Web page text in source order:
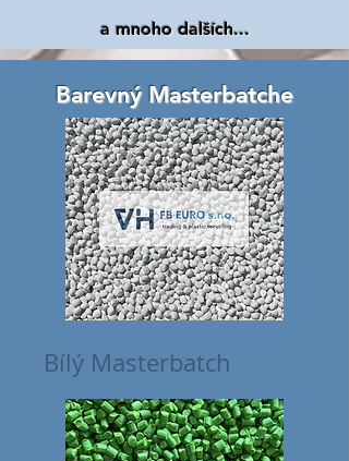
a mnoho dalších...
Barevný Masterbatche
Bílý Masterbatch